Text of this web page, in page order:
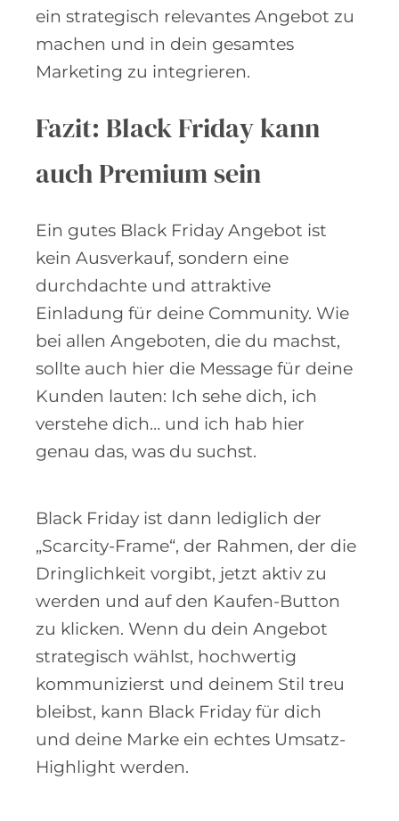
ein strategisch relevantes Angebot zu
machen und in dein gesamtes
Marketing zu integrieren.
Fazit: Black Friday kann
auch Premium sein
Ein gutes Black Friday Angebot ist
kein Ausverkauf, sondern eine
durchdachte und attraktive
Einladung für deine Community. Wie
bei allen Angeboten, die du machst,
sollte auch hier die Message für deine
Kunden lauten: Ich sehe dich, ich
verstehe dich… und ich hab hier
genau das, was du suchst.
Black Friday ist dann lediglich der
„Scarcity-Frame“, der Rahmen, der die
Dringlichkeit vorgibt, jetzt aktiv zu
werden und auf den Kaufen-Button
zu klicken. Wenn du dein Angebot
strategisch wählst, hochwertig
kommunizierst und deinem Stil treu
bleibst, kann Black Friday für dich
und deine Marke ein echtes Umsatz-
Highlight werden.